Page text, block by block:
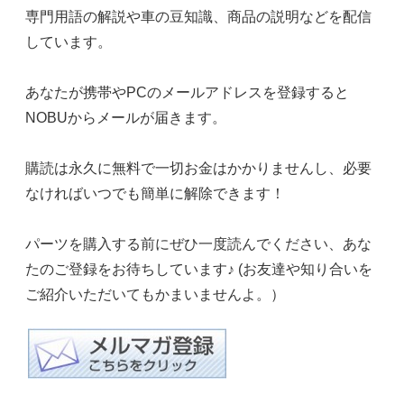
専門用語の解説や車の豆知識、商品の説明などを配信
しています。
あなたが携帯やPCのメールアドレスを登録すると
NOBUからメールが届きます。
購読は永久に無料で一切お金はかかりませんし、必要
なければいつでも簡単に解除できます！
パーツを購入する前にぜひ一度読んでください、あな
たのご登録をお待ちしています♪ (お友達や知り合いを
ご紹介いただいてもかまいませんよ。）